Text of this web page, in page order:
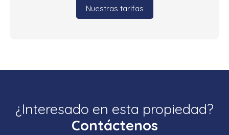
Nuestras tarifas
¿Interesado en esta propiedad?
Contáctenos